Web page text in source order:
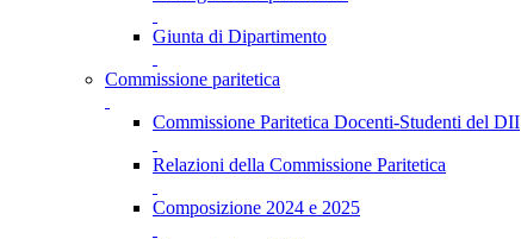
Giunta di Dipartimento
Commissione paritetica
Commissione Paritetica Docenti-Studenti del DII
Relazioni della Commissione Paritetica
Composizione 2024 e 2025